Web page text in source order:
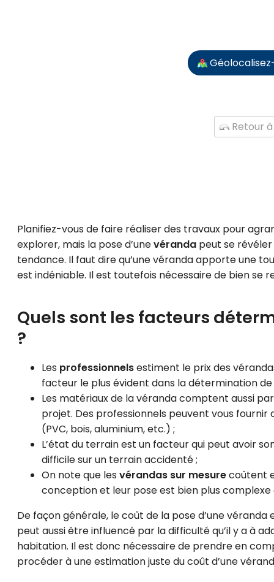
Retour
Planifiez-vous de faire réaliser des travaux pour
explorer, mais la pose d’unevéranda peut se révéler
tendance. Il faut dire qu’une véranda apporte une
est indéniable. Il est toutefois nécessaire de bien se
Quels sont les facteurs
?
Les professionnelsestiment le prix des
facteur le plus évident dans la détermination
Les matériaux de la véranda comptent aussi
projet. Des professionnels peuvent vous
(PVC, bois, aluminium, etc.) ;
L’état du terrain est un facteur qui peut avoir
difficile sur un terrain accidenté ;
On note que les vérandas sur mesurecoûtent
conception et leur pose est bien plus
De façon générale, le coût de la pose d’une
peut aussi être influencé par la difficulté qu’il y a à
habitation. Il est donc nécessaire de prendre en
procéder à une estimation juste du coût d’une